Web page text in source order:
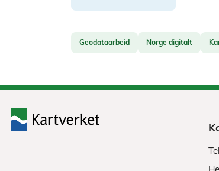
Geodataarbeid Norge digitalt